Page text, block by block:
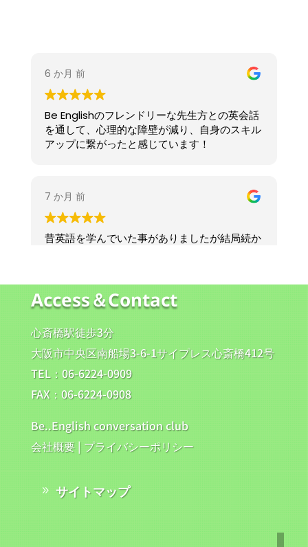
“The moon is so bright tonight!”
（今夜の月、すごく明るいね）
“I could watch the moon all night.”
（一晩中、月を見ていられそう）
（温かい飲み物と月見にぴったりの季節だね）
↑「〜するのにぴったりの〜」という英語表現
は
さらに、本校では留学・ワーキングホリデーのサ
語学準備から現地での生活サポートまで、安心し
て夢を実現できるようお手伝いしています。
三宮校でも随時体験レッスン受付中です！
今年も残り数か月、来年に向けての新しいチャレ
Access＆Contact
心斎橋駅徒歩3分
大阪市中央区南船場3-6-1サイプレス心斎橋412号
TEL：06-6224-0909
FAX：06-6224-0908
Be..English conversation club
会社概要| プライバシーポリシー
サイトマップ